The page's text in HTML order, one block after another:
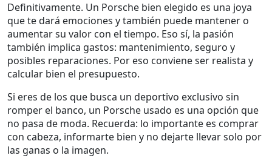
Definitivamente. Un Porsche bien elegido es una joya
que te dará emociones y también puede mantener o
aumentar su valor con el tiempo. Eso sí, la pasión
también implica gastos: mantenimiento, seguro y
posibles reparaciones. Por eso conviene ser realista y
calcular bien el presupuesto.
Si eres de los que busca un deportivo exclusivo sin
romper el banco, un Porsche usado es una opción que
no pasa de moda. Recuerda: lo importante es comprar
con cabeza, informarte bien y no dejarte llevar solo por
las ganas o la imagen.